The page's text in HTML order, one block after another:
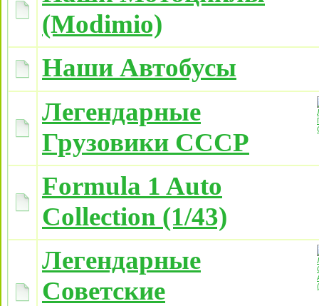
(Modimio)
Наши Автобусы
Легендарные
Грузовики СССР
Formula 1 Auto
Collection (1/43)
Легендарные
Советские